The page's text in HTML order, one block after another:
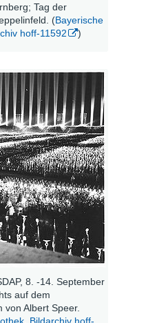
Tag der
(Bayerische
hoff-11592
)
8. -14. September
auf dem
Albert Speer.